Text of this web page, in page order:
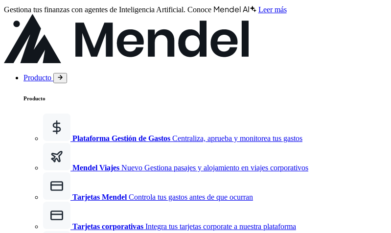
Gestiona tus finanzas con agentes de Inteligencia Artificial. Conoce Mendel AI Leer más
Producto
Producto
Plataforma Gestión de Gastos Centraliza, aprueba y monitorea tus gastos
Mendel Viajes Nuevo Gestiona pasajes y alojamiento en viajes corporativos
Tarjetas Mendel Controla tus gastos antes de que ocurran
Tarjetas corporativas Integra tus tarjetas corporate a nuestra plataforma